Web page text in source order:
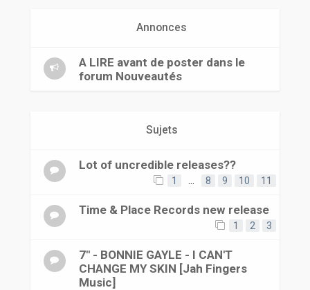
Annonces
A LIRE avant de poster dans le
forum Nouveautés
Sujets
Lot of uncredible releases??
1 8 9 10 11
Time & Place Records new release
1 2 3
7'' - BONNIE GAYLE - I CAN'T
CHANGE MY SKIN [Jah Fingers
Music]